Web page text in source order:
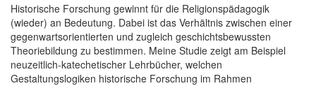
Historische Forschung gewinnt für die Religionspädagogik
(wieder) an Bedeutung. Dabei ist das Verhältnis zwischen einer
gegenwartsorientierten und zugleich geschichtsbewussten
Theoriebildung zu bestimmen. Meine Studie zeigt am Beispiel
neuzeitlich-katechetischer Lehrbücher, welchen
Gestaltungslogiken historische Forschung im Rahmen